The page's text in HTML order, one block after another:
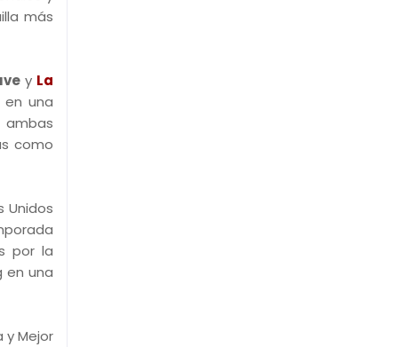
más
y La
en una
ambas
como
Unidos
por la
en una
y Mejor